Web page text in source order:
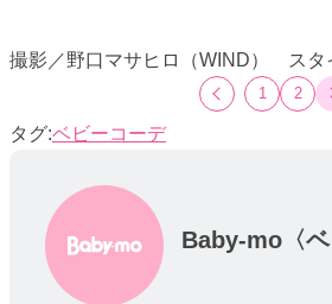
撮影／野口マサヒロ（WIND） ス
1 2
ベビーコーデ
Baby-mo〈